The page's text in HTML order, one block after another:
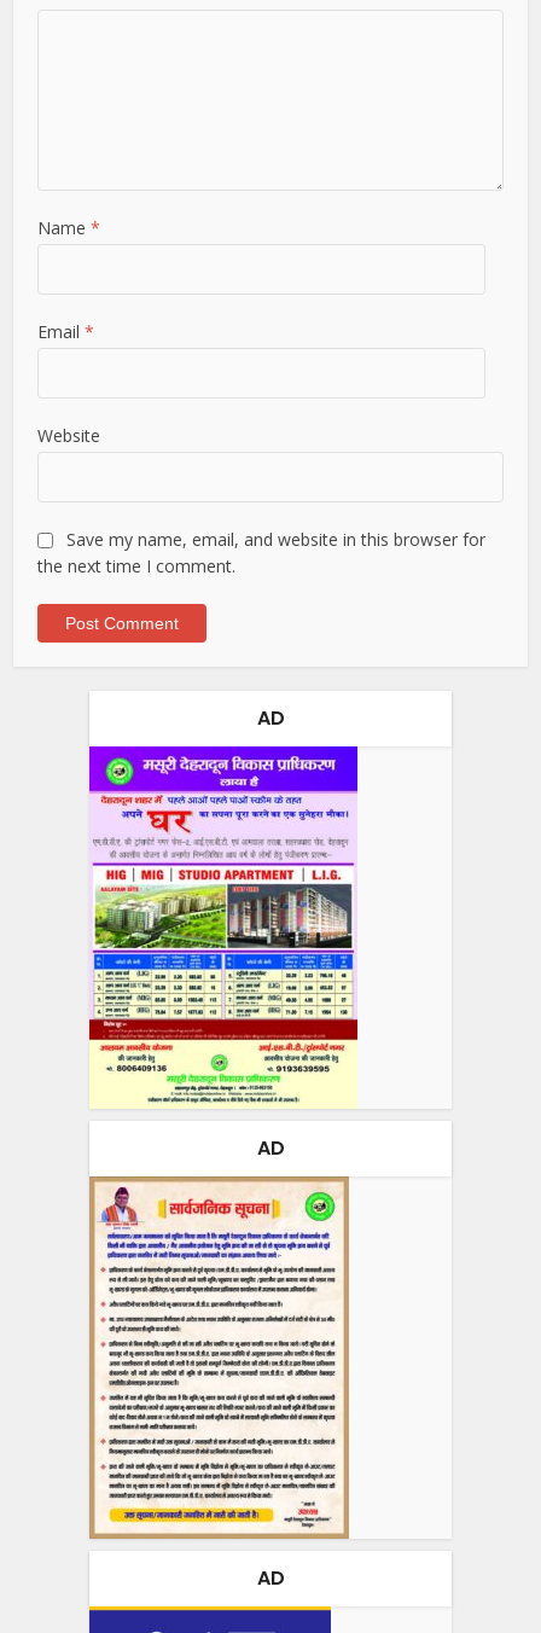
Name*
Email*
Website
Save my name, email, and website in this browser for
the next time I comment.
AD
AD
AD